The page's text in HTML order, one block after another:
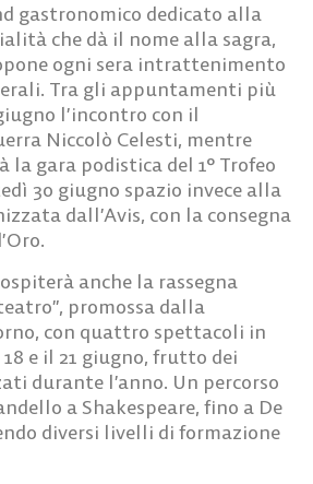
gastronomico dedicato alla
che dà il nome alla sagra,
ogni sera intrattenimento
Tra gli appuntamenti più
l’incontro con il
Niccolò Celesti, mentre
la gara podistica del 1° Trofeo
30 giugno spazio invece alla
dall’Avis, con la consegna
anche la rassegna
promossa dalla
con quattro spettacoli in
e il 21 giugno, frutto dei
durante l’anno. Un percorso
a Shakespeare, fino a De
diversi livelli di formazione